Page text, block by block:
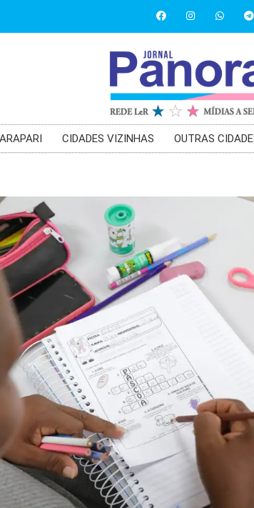
CIDADES VIZINHAS OUTRAS